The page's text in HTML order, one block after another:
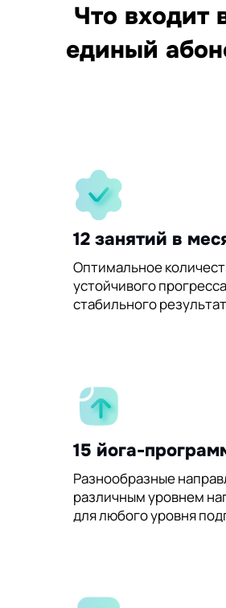
Что входит
единый
12 занятий в
Оптимальное
устойчивого
стабильного
15 йога-
Разнообразные
различным уровнем
для любого уровня